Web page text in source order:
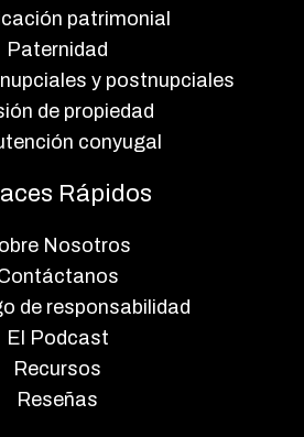
patrimonial
Paternidad
y postnupciales
de propiedad
conyugal
Rápidos
Nosotros
de responsabilidad
El Podcast
Recursos
Reseñas